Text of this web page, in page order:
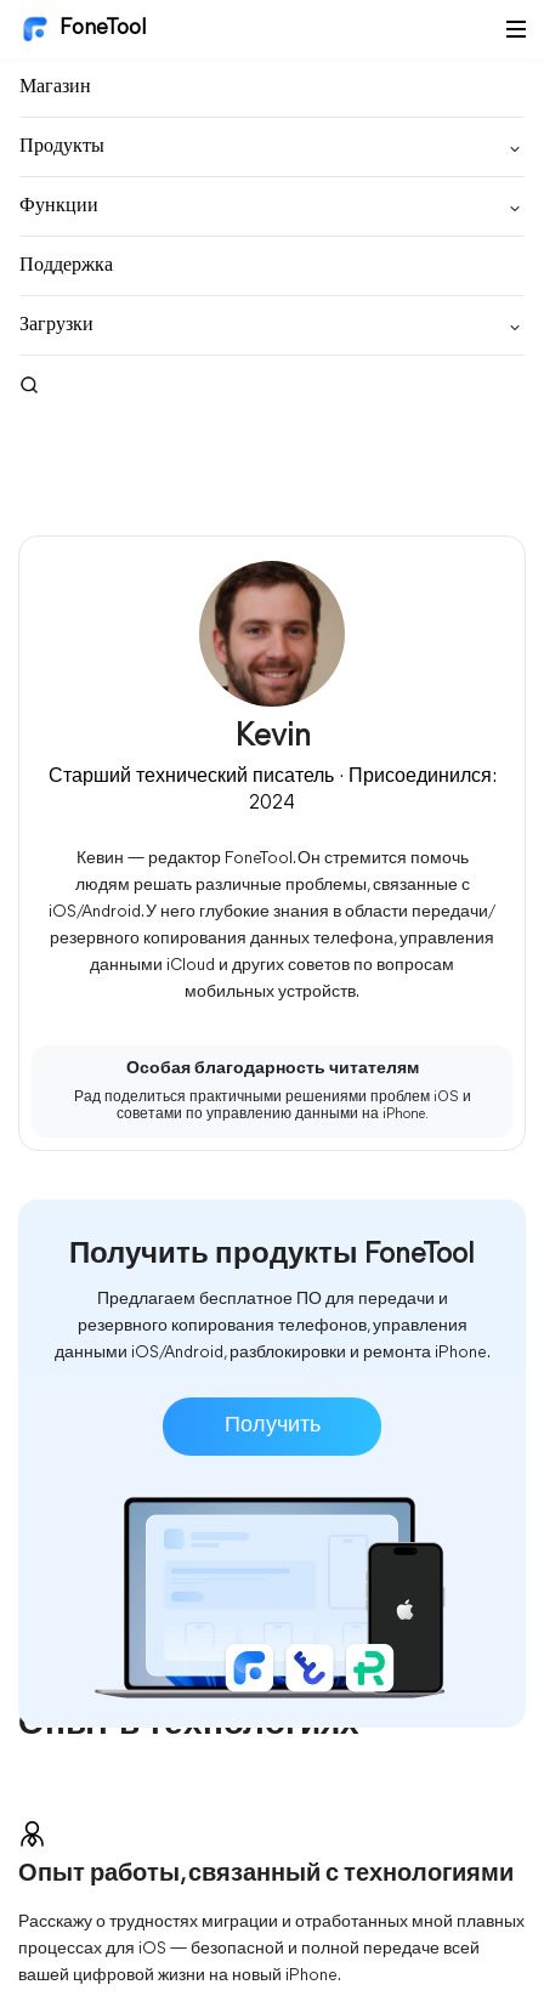
FoneTool
Магазин
Продукты
Функции
Поддержка
Загрузки
Kevin
Старший технический писатель · Присоединился:
2024
Кевин — редактор FoneTool. Он стремится помочь
людям решать различные проблемы, связанные с
iOS/Android. У него глубокие знания в области передачи/
резервного копирования данных телефона, управления
данными iCloud и других советов по вопросам
мобильных устройств.
Особая благодарность читателям
Рад поделиться практичными решениями проблем iOS и
советами по управлению данными на iPhone.
Получить продукты FoneTool
Предлагаем бесплатное ПО для передачи и
резервного копирования телефонов, управления
данными iOS/Android, разблокировки и ремонта iPhone.
Получить
Опыт в технологиях
Опыт работы, связанный с технологиями
Расскажу о трудностях миграции и отработанных мной плавных
процессах для iOS — безопасной и полной передаче всей
вашей цифровой жизни на новый iPhone.